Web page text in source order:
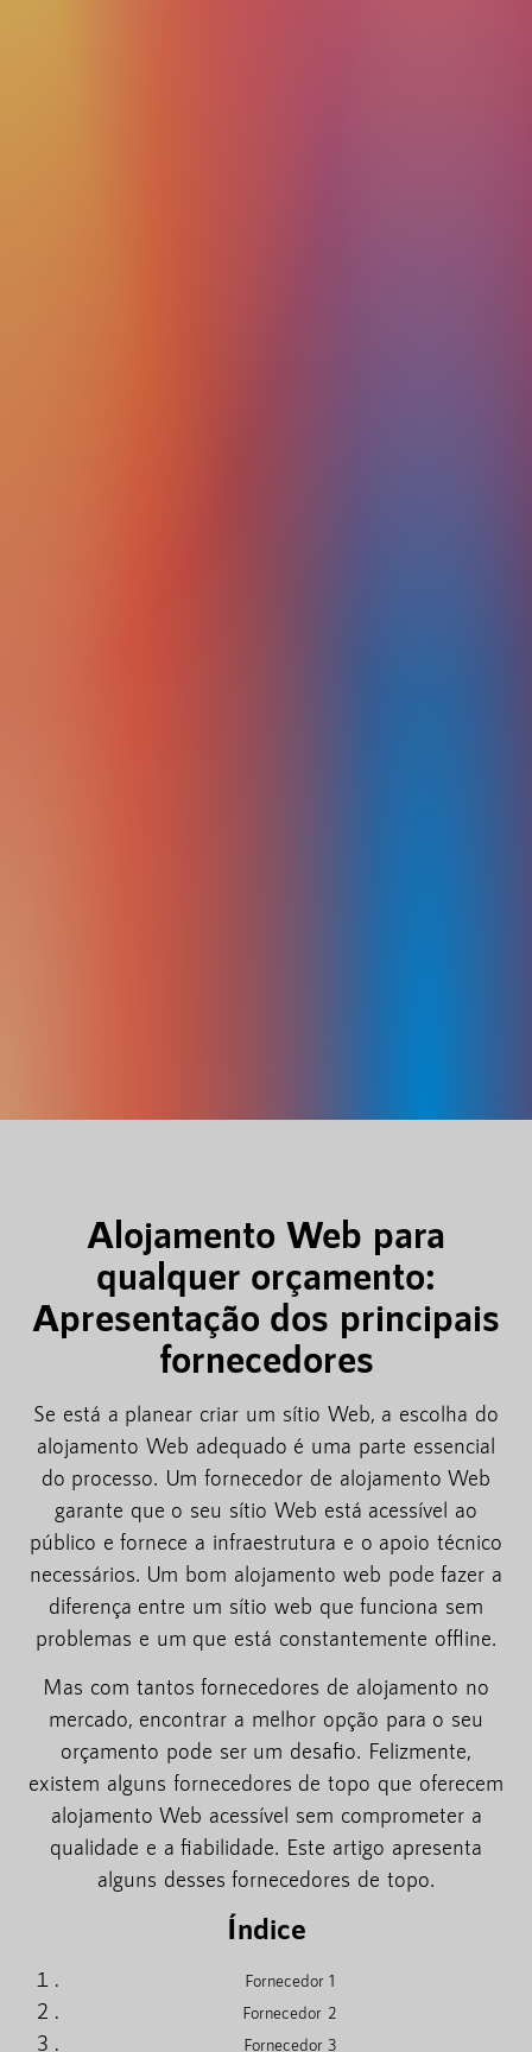
Alojamento Web para
qualquer orçamento:
Apresentação dos principais
fornecedores
Se está a planear criar um sítio Web, a escolha do
alojamento Web adequado é uma parte essencial
do processo. Um fornecedor de alojamento Web
garante que o seu sítio Web está acessível ao
público e fornece a infraestrutura e o apoio técnico
necessários. Um bom alojamento web pode fazer a
diferença entre um sítio web que funciona sem
problemas e um que está constantemente offline.
Mas com tantos fornecedores de alojamento no
mercado, encontrar a melhor opção para o seu
orçamento pode ser um desafio. Felizmente,
existem alguns fornecedores de topo que oferecem
alojamento Web acessível sem comprometer a
qualidade e a fiabilidade. Este artigo apresenta
alguns desses fornecedores de topo.
Índice
Fornecedor 1
Fornecedor 2
Fornecedor 3